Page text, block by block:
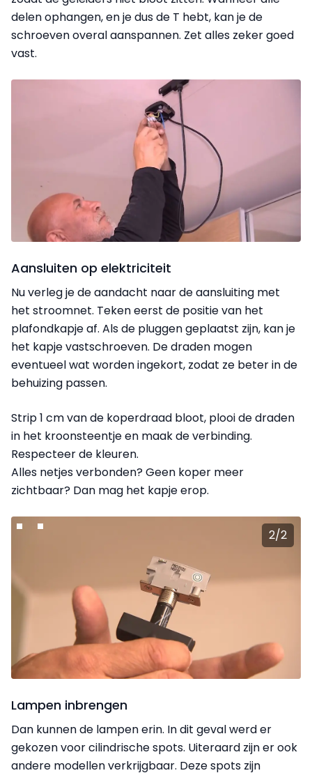
delen ophangen, en je dus de T hebt, kan je de
schroeven overal aanspannen. Zet alles zeker goed
vast.
Aansluiten op elektriciteit
Nu verleg je de aandacht naar de aansluiting met
het stroomnet. Teken eerst de positie van het
plafondkapje af. Als de pluggen geplaatst zijn, kan je
het kapje vastschroeven. De draden mogen
eventueel wat worden ingekort, zodat ze beter in de
behuizing passen.
Strip 1 cm van de koperdraad bloot, plooi de draden
in het kroonsteentje en maak de verbinding.
Respecteer de kleuren.
Alles netjes verbonden? Geen koper meer
zichtbaar? Dan mag het kapje erop.
2/2
Lampen inbrengen
Dan kunnen de lampen erin. In dit geval werd er
gekozen voor cilindrische spots. Uiteraard zijn er ook
andere modellen verkrijgbaar. Deze spots zijn